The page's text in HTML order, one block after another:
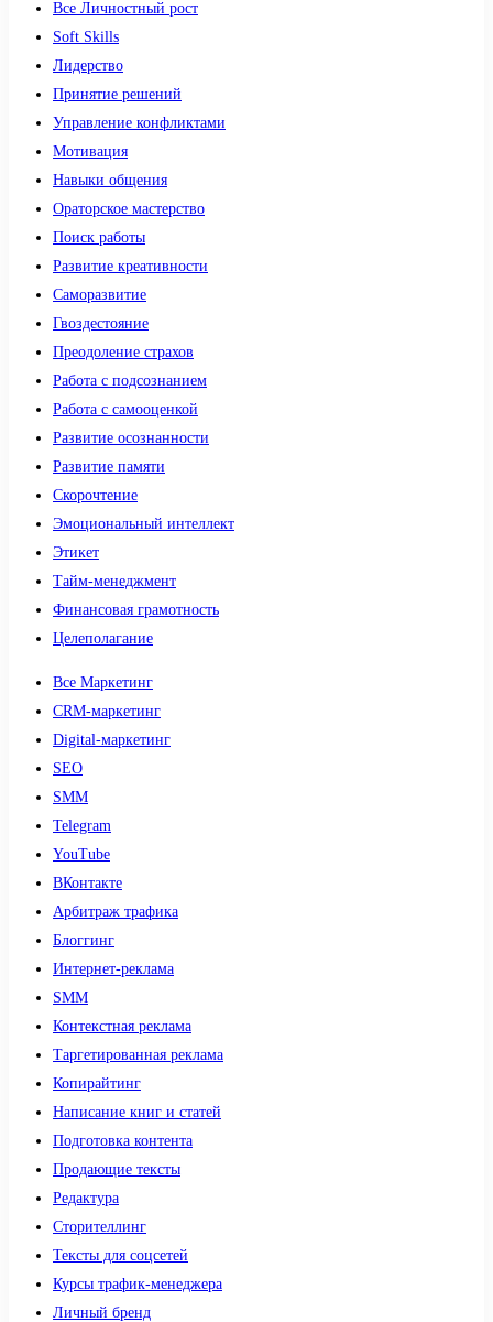
Все Личностный рост
Soft Skills
Лидерство
Принятие решений
Управление конфликтами
Мотивация
Навыки общения
Ораторское мастерство
Поиск работы
Развитие креативности
Саморазвитие
Гвоздестояние
Преодоление страхов
Работа с подсознанием
Работа с самооценкой
Развитие осознанности
Развитие памяти
Скорочтение
Эмоциональный интеллект
Этикет
Тайм-менеджмент
Финансовая грамотность
Целеполагание
Все Маркетинг
CRM-маркетинг
Digital-маркетинг
SEO
SMM
Telegram
YouTube
ВКонтакте
Арбитраж трафика
Блоггинг
Интернет-реклама
SMM
Контекстная реклама
Таргетированная реклама
Копирайтинг
Написание книг и статей
Подготовка контента
Продающие тексты
Редактура
Сторителлинг
Тексты для соцсетей
Курсы трафик-менеджера
Личный бренд